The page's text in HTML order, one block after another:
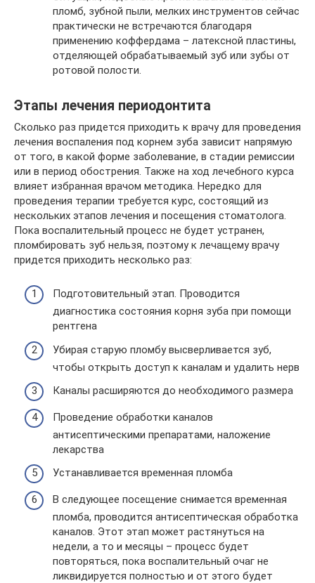
пломб, зубной пыли, мелких инструментов сейчас
практически не встречаются благодаря
применению коффердама – латексной пластины,
отделяющей обрабатываемый зуб или зубы от
ротовой полости.
Этапы лечения периодонтита
Сколько раз придется приходить к врачу для проведения
лечения воспаления под корнем зуба зависит напрямую
от того, в какой форме заболевание, в стадии ремиссии
или в период обострения. Также на ход лечебного курса
влияет избранная врачом методика. Нередко для
проведения терапии требуется курс, состоящий из
нескольких этапов лечения и посещения стоматолога.
Пока воспалительный процесс не будет устранен,
пломбировать зуб нельзя, поэтому к лечащему врачу
придется приходить несколько раз:
Подготовительный этап. Проводится
диагностика состояния корня зуба при помощи
рентгена
Убирая старую пломбу высверливается зуб,
чтобы открыть доступ к каналам и удалить нерв
Каналы расширяются до необходимого размера
Проведение обработки каналов
антисептическими препаратами, наложение
лекарства
Устанавливается временная пломба
В следующее посещение снимается временная
пломба, проводится антисептическая обработка
каналов. Этот этап может растянуться на
недели, а то и месяцы – процесс будет
повторяться, пока воспалительный очаг не
ликвидируется полностью и от этого будет